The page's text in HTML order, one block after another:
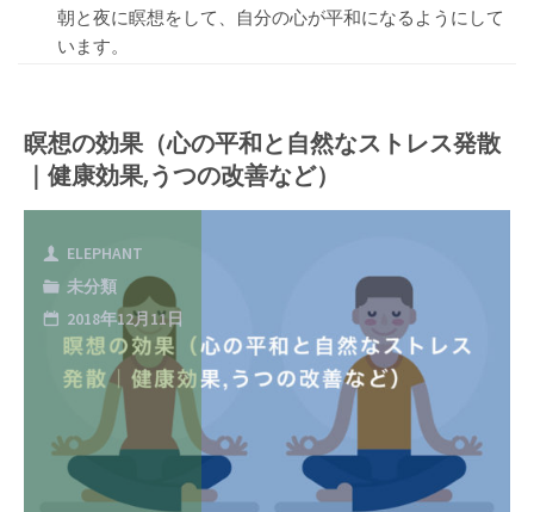
朝と夜に瞑想をして、自分の心が平和になるようにして
います。
瞑想の効果（心の平和と自然なストレス発散
｜健康効果,うつの改善など）
ELEPHANT
未分類
2018年12月11日